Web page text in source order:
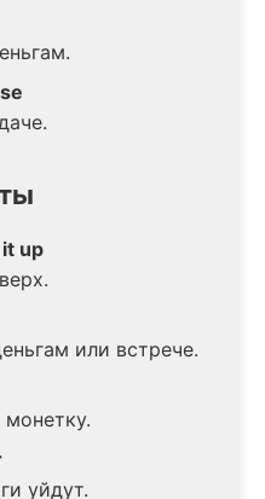
up
или встрече.
уйдут.